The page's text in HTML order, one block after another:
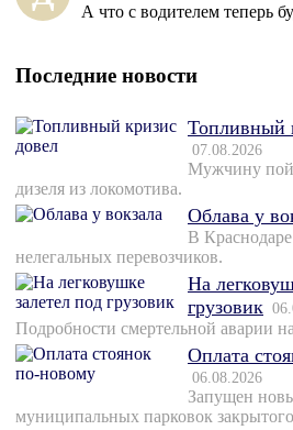
А что с водителем теперь
Последние новости
Топливный
07.08.2026
Мужчину
дизеля из локомотива.
Облава у
В Краснодаре
нелегальных перевозчиков.
На
грузовик
Подробности смертельной аварии
Оплата
06.08.2026
Запущен
муниципальных парковок